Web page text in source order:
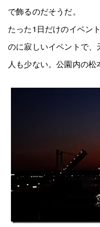
で飾るのだそうだ。
たった1日だけのイベン
のに寂しいイベントで
人も少ない。公園内の松